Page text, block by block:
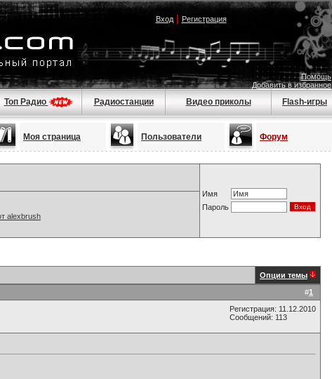
Вход| Регистрация
Помощь
Добавить в избранное
Топ Радио Радиостанции Видео приколы Flash-игры
Моя страница Пользователи Форум
Имя
Пароль
alexbrush
Опции темы
#1
Регистрация: 11.12.2010
Сообщений: 113